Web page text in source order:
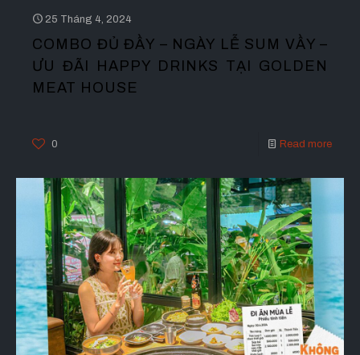
25 Tháng 4, 2024
COMBO ĐỦ ĐẦY – NGÀY LỄ SUM VẦY –
ƯU ĐÃI HAPPY DRINKS TẠI GOLDEN
MEAT HOUSE
0 Read more